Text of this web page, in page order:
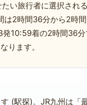
たい旅行者に選択され
は2時間36分から2時
10:59着の2時間36
ります。
(駅探)。JR九州は「